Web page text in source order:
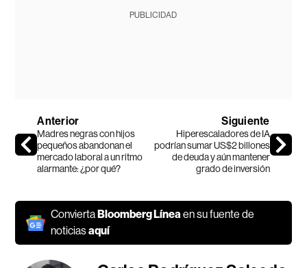
PUBLICIDAD
Anterior
Madres negras con hijos
pequeños abandonan el
mercado laboral a un ritmo
alarmante: ¿por qué?
Siguiente
Hiperescaladores de IA
podrían sumar US$2 billones
de deuda y aún mantener
grado de inversión
Convierta Bloomberg Líneaen su fuente de
noticiasaquí